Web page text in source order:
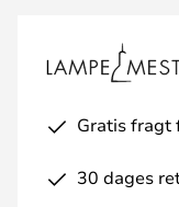
Gratis fragt
30 dages